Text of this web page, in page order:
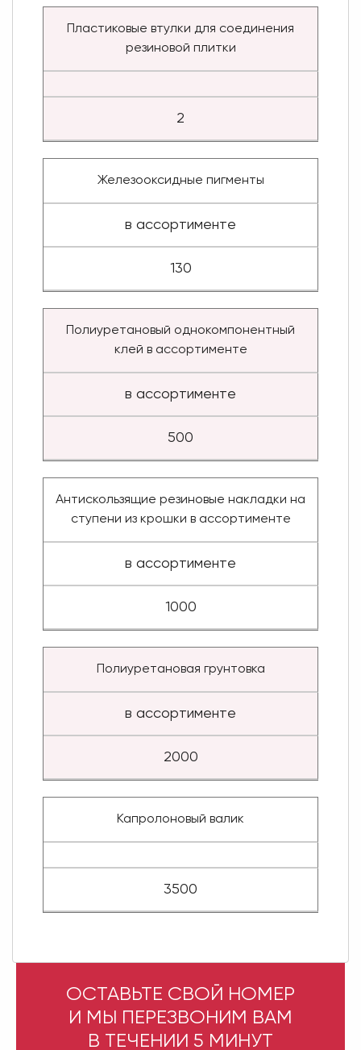
Пластиковые втулки для соединения
резиновой плитки
2
Железооксидные пигменты
в ассортименте
130
Полиуретановый однокомпонентный
клей в ассортименте
в ассортименте
500
Антискользящие резиновые накладки на
ступени из крошки в ассортименте
в ассортименте
1000
Полиуретановая грунтовка
в ассортименте
2000
Капролоновый валик
3500
ОСТАВЬТЕ СВОЙ НОМЕР
И МЫ ПЕРЕЗВОНИМ ВАМ
В ТЕЧЕНИИ 5 МИНУТ